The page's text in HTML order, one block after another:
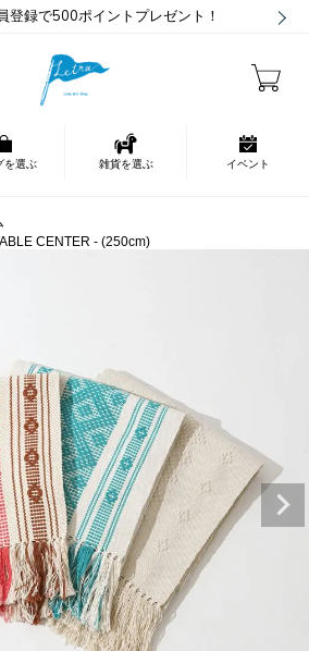
登録で500ポイントプレゼント！
を選ぶ 雑貨を選ぶ イベント
CENTER - (250cm)